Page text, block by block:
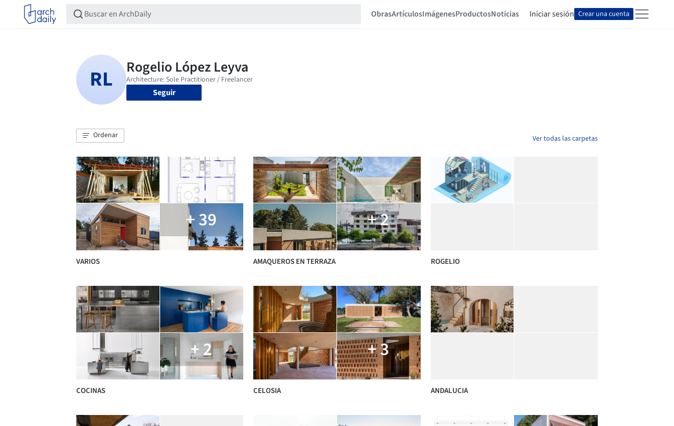
ObrasArtículosImágenesProductosNoticias Iniciar sesión Crear una cuenta
Seguir
Ordenar Ver todas las carpetas
+ 39
VARIOS
+ 2
AMAQUEROS EN TERRAZA ROGELIO
+ 2
COCINAS
+ 3
CELOSIA ANDALUCIA